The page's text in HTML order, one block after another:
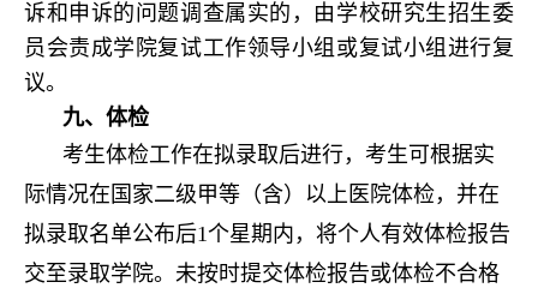
诉和申诉的问题调查属实的，由学校研究生招生委
员会责成学院复试工作领导小组或复试小组进行复
议。
九、体检
考生体检工作在拟录取后进行，考生可根据实
际情况在国家二级甲等（含）以上医院体检，并在
拟录取名单公布后1个星期内，将个人有效体检报告
交至录取学院。未按时提交体检报告或体检不合格